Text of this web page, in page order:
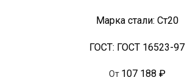
Марка стали: Ст20
ГОСТ: ГОСТ 16523-97
От 107 188 ₽